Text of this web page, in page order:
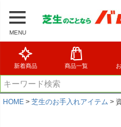
MENU
新着商品 商品一覧
HOME 芝生のお手入れアイテム